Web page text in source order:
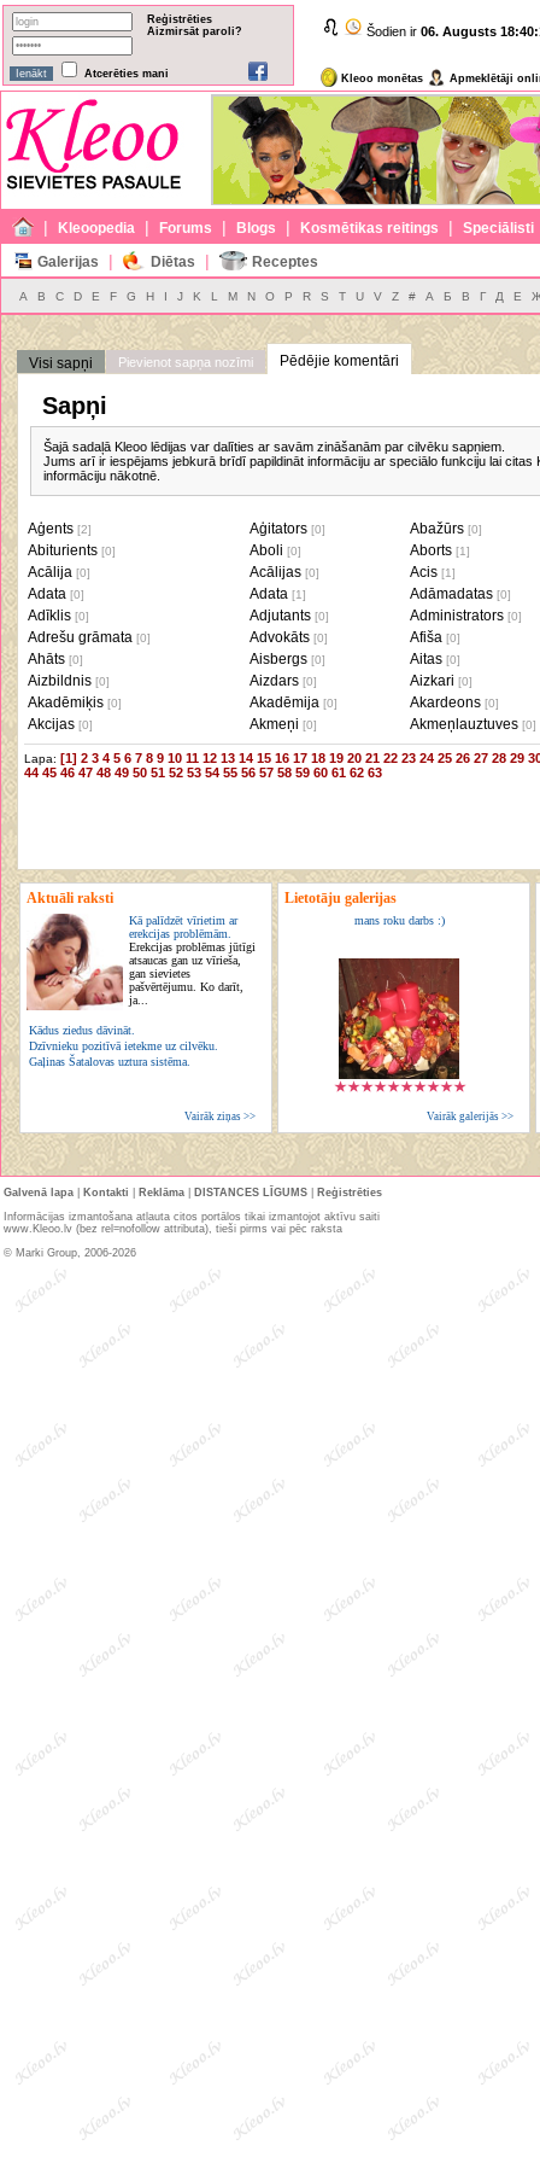
Reģistrēties
Aizmirsāt paroli?
Atcerēties mani
Šodien ir 06. Augusts
Kleoo monētas Apmeklētāji
| Kleoopedia | Forums | Blogs | Kosmētikas reitings | Speciālisti
Galerijas | Diētas | Receptes
A B C D E F G H I J K L M N O P R S T U V Z # А Б В Г Д Е
Visi sapņi Pievienot sapņa nozīmi Pēdējie komentāri
Sapņi
Šajā sadaļā Kleoo lēdijas var dalīties ar savām zināšanām par cilvēku sapņiem.
Jums arī ir iespējams jebkurā brīdī papildināt informāciju ar speciālo funkciju lai citas
informāciju nākotnē.
Aģents [2] Aģitators [0] Abažūrs [0]
Abiturients [0] Aboli [0] Aborts [1]
Acālija [0] Acālijas [0] Acis [1]
Adata [0] Adata [1] Adāmadatas [0]
Adīklis [0] Adjutants [0] Administrators [0]
Adrešu grāmata [0] Advokāts [0] Afiša [0]
Ahāts [0] Aisbergs [0] Aitas [0]
Aizbildnis [0] Aizdars [0] Aizkari [0]
Akadēmiķis [0] Akadēmija [0] Akardeons [0]
Akcijas [0] Akmeņi [0] Akmeņlauztuves [0]
Lapa: [1] 2 3 4 5 6 7 8 9 10 11 12 13 14 15 16 17 18 19 20 21 22 23 24 25 26 27 28 29
44 45 46 47 48 49 50 51 52 53 54 55 56 57 58 59 60 61 62 63
Aktuāli raksti
Kā palīdzēt vīrietim ar
erekcijas problēmām.
Erekcijas problēmas jūtīgi
atsaucas gan uz vīrieša,
gan sievietes
pašvērtējumu. Ko darīt,
ja...
Kādus ziedus dāvināt.
Dzīvnieku pozitīvā ietekme uz cilvēku.
Gaļinas Šatalovas uztura sistēma.
Vairāk ziņas >>
Lietotāju galerijas
mans roku darbs :)
Vairāk galerijās >>
Galvenā lapa Kontakti Reklāma DISTANCES LĪGUMS
Reģistrēties
Informācijas izmantošana atļauta citos portālos tikai izmantojot aktīvu saiti
www.Kleoo.lv (bez rel=nofollow attributa), tieši pirms vai pēc raksta
© Marki Group, 2006-2026